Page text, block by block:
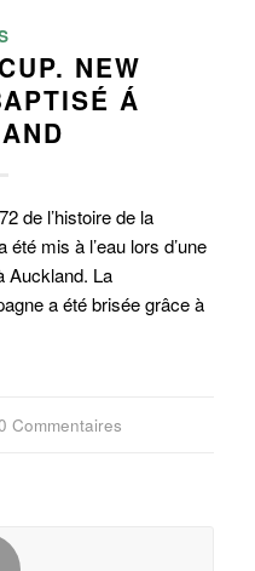
NEW
Á
de l’histoire de la
été mis à l’eau lors d’une
Auckland. La
a été brisée grâce à
Commentaires